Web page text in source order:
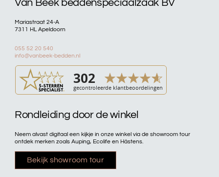
Van Beek beddenspeciaalzaak BV
Mariastraat 24-A
7311 HL Apeldoorn
055 52 20 540
info@vanbeek-bedden.nl
Rondleiding door de winkel
Neem alvast digitaal een kijkje in onze winkel via de showroom tour
ontdek merken zoals Auping, Ecolife en Hästens.
Bekijk showroom tour